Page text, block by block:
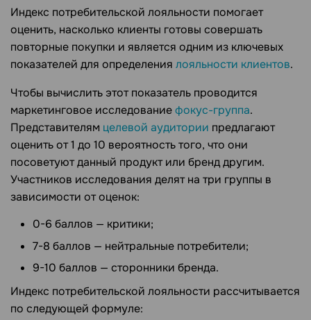
Индекс потребительской лояльности помогает
оценить, насколько клиенты готовы совершать
повторные покупки и является одним из ключевых
показателей для определения лояльности клиентов.
Чтобы вычислить этот показатель проводится
маркетинговое исследованиефокус-группа.
Представителям целевой аудитории предлагают
оценить от 1 до 10 вероятность того, что они
посоветуют данный продукт или бренд другим.
Участников исследования делят на три группы в
зависимости от оценок:
0-6 баллов — критики;
7-8 баллов — нейтральные потребители;
9-10 баллов — сторонники бренда.
Индекс потребительской лояльности рассчитывается
по следующей формуле: